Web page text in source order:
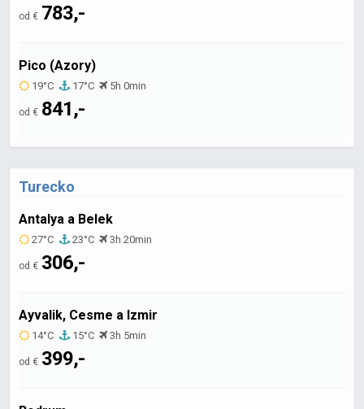
od € 783,-
Pico (Azory)
19°C 17°C 5h 0min
od € 841,-
Turecko
Antalya a Belek
27°C 23°C 3h 20min
od € 306,-
Ayvalik, Cesme a Izmir
14°C 15°C 3h 5min
od € 399,-